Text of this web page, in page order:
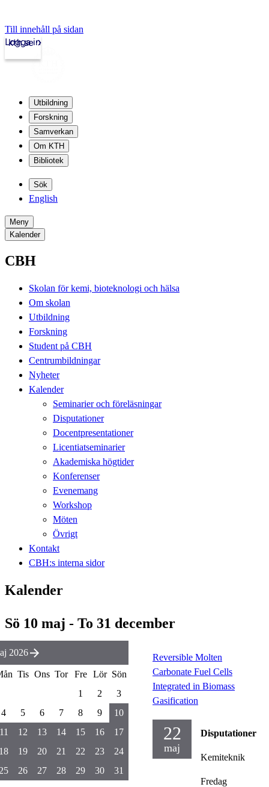
Till innehåll på sidan
kth.se
Logga in
Utbildning
Forskning
Samverkan
Om KTH
Bibliotek
Sök
English
Meny
Kalender
CBH
Skolan för kemi, bioteknologi och hälsa
Om skolan
Utbildning
Forskning
Student på CBH
Centrumbildningar
Nyheter
Kalender
Seminarier och föreläsningar
Disputationer
Docentpresentationer
Licentiatseminarier
Akademiska högtider
Konferenser
Evenemang
Workshop
Möten
Övrigt
Kontakt
CBH:s interna sidor
Kalender
Sö 10 maj - To 31 december
Reversible Molten
Carbonate Fuel Cells
Integrated in Biomass
Gasification
22
maj
Disputationer
Kemiteknik
Fredag
2026
Tis Ons Tor Fre Lör Sön
1
2
3
4
5 6 7 8 9
10
12 13 14 15 16
17
19 20 21 22 23
24
26 27 28 29 30 31